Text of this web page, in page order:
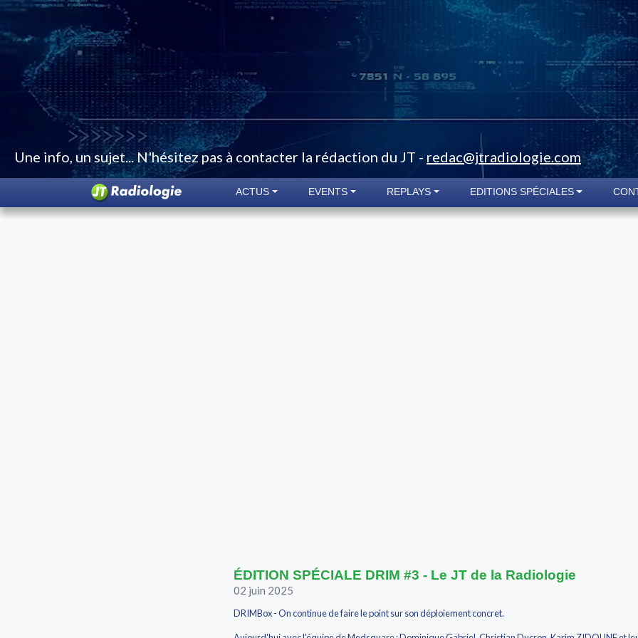
Une info, un sujet... N'hésitez pas à contacter la rédaction du JT - redac@jtradiologie.com
ACTUS EVENTS REPLAYS EDITIONS SPÉCIALES
ÉDITION SPÉCIALE DRIM #3 - Le JT de la Radiologie
02 juin 2025
DRIMBox - On continue de faire le point sur son déploiement concret.